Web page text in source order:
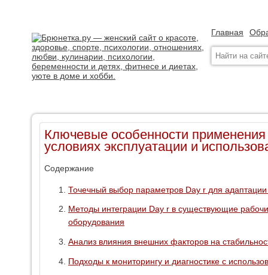
Главная
Ключевые особенности
условиях эксплуатации и
Содержание
Точечный выбор параметров Day r для
Методы интеграции Day r в существующие
оборудования
Анализ влияния внешних факторов на
Подходы к мониторингу и диагностике с